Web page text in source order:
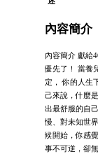
內容簡介
內容簡介 獻給
優先了！ 當養
定， 你的人生
己來說，什麼
出最舒服的自
慢、對未知世
候開始，你感
事不可逆，卻